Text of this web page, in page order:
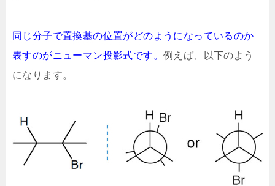
同じ分子で置換基の位置がどのようになっているのか
表すのがニューマン投影式です。 例えば、以下のよう
になります。